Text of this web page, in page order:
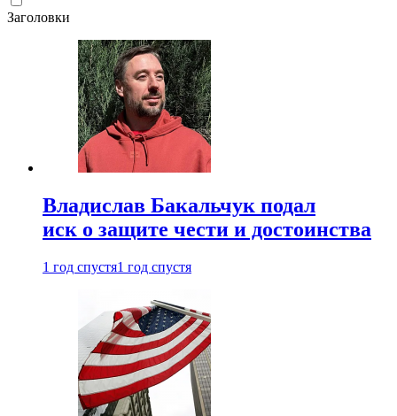
Заголовки
Владислав Бакальчук подал
иск о защите чести и достоинства
1 год спустя1 год спустя